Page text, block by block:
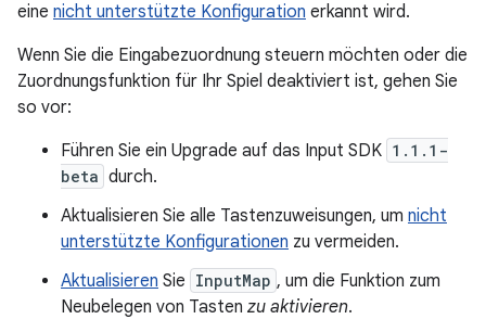
eine nicht unterstützte Konfiguration erkannt wird.
Wenn Sie die Eingabezuordnung steuern möchten oder die
Zuordnungsfunktion für Ihr Spiel deaktiviert ist, gehen Sie
so vor:
Führen Sie ein Upgrade auf das Input SDK 1.1.1-
beta durch.
Aktualisieren Sie alle Tastenzuweisungen, um nicht
unterstützte Konfigurationen zu vermeiden.
Aktualisieren Sie InputMap , um die Funktion zum
Neubelegen von Tasten zu aktivieren.